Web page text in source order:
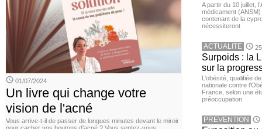
01/07/2024
Un livre qui change votre
vision de l'acné
Vous arrive-t-il de passer de longues minutes devant le miroir
A partir du 10 juillet,
médicament
contenant de la
nécessiteront
ACTUALITE
Surpoids : la
sur la
L’obésité, qualifiée
nationale contre
France, selon une
préoccupation
PREVENTION